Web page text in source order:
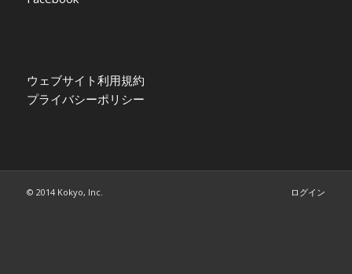
ウェブサイト利用規約
プライバシーポリシー
© 2014 Kokyo, Inc. ログイン